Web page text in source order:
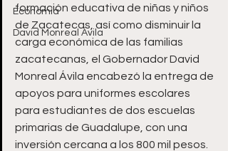
Economía
David Monreal Ávila
formación educativa de niñas y niños
de Zacatecas, así como disminuir la
carga económica de las familias
zacatecanas, el Gobernador David
Monreal Ávila encabezó la entrega de
apoyos para uniformes escolares
para estudiantes de dos escuelas
primarias de Guadalupe, con una
inversión cercana a los 800 mil pesos.